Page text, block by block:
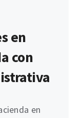
en
con
en